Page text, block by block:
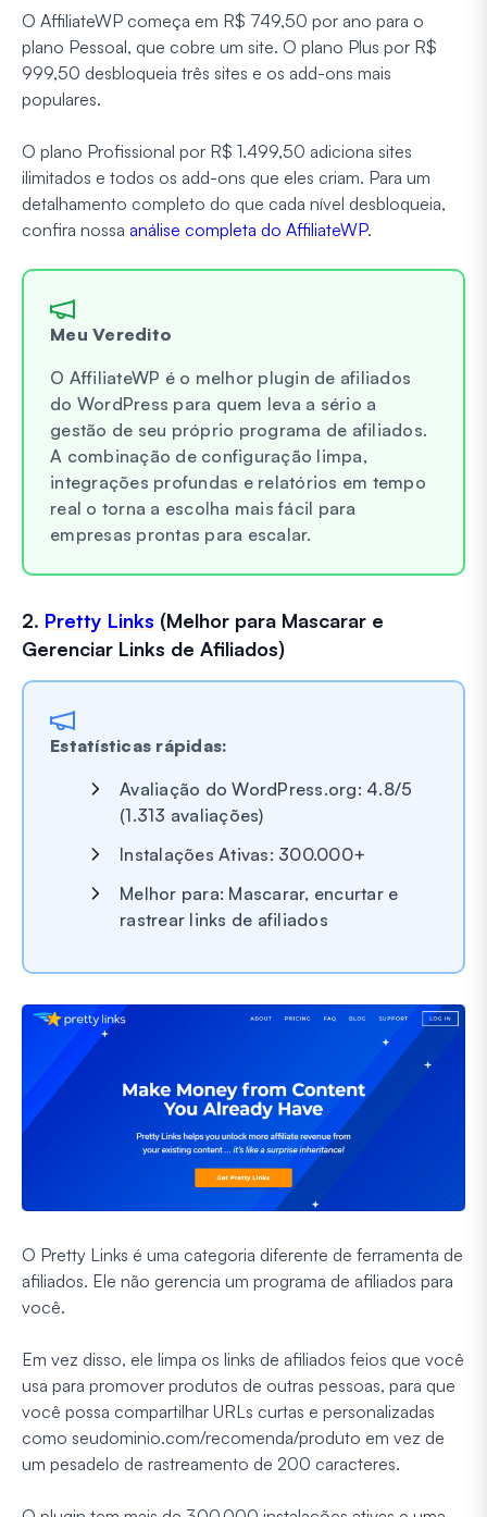
O AffiliateWP começa em R$ 749,50 por ano para o
plano Pessoal, que cobre um site. O plano Plus por R$
999,50 desbloqueia três sites e os add-ons mais
populares.
O plano Profissional por R$ 1.499,50 adiciona sites
ilimitados e todos os add-ons que eles criam. Para um
detalhamento completo do que cada nível desbloqueia,
confira nossa análise completa do AffiliateWP.
Meu Veredito
O AffiliateWP é o melhor plugin de afiliados
do WordPress para quem leva a sério a
gestão de seu próprio programa de afiliados.
A combinação de configuração limpa,
integrações profundas e relatórios em tempo
real o torna a escolha mais fácil para
empresas prontas para escalar.
2. Pretty Links (Melhor para Mascarar e
Gerenciar Links de Afiliados)
Estatísticas rápidas:
Avaliação do WordPress.org: 4.8/5
(1.313 avaliações)
Instalações Ativas: 300.000+
Melhor para: Mascarar, encurtar e
rastrear links de afiliados
O Pretty Links é uma categoria diferente de ferramenta de
afiliados. Ele não gerencia um programa de afiliados para
você.
Em vez disso, ele limpa os links de afiliados feios que você
usa para promover produtos de outras pessoas, para que
você possa compartilhar URLs curtas e personalizadas
como seudominio.com/recomenda/produto em vez de
um pesadelo de rastreamento de 200 caracteres.